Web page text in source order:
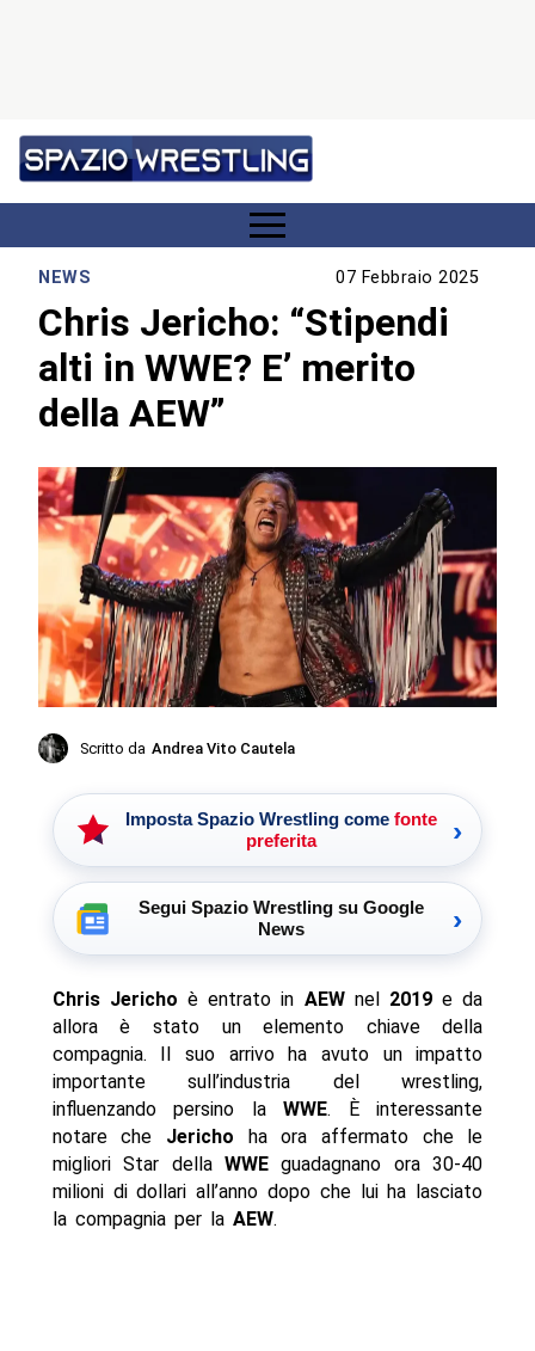
NEWS 07 Febbraio 2025
Chris Jericho: “Stipendi
alti in WWE? E’ merito
della AEW”
Scritto da Andrea Vito Cautela
Imposta Spazio Wrestling come fonte
preferita
›
Segui Spazio Wrestling su Google
News
›
Chris Jerichoè entrato in AEW nel 2019 e da
allora è stato un elemento chiave della
compagnia. Il suo arrivo ha avuto un impatto
importante sull’industria del wrestling,
influenzando persino laWWE. È interessante
notare che Jericho
ha ora affermato che le
migliori Star della WWEguadagnano ora 30-40
milioni di dollari all’anno dopo che lui ha lasciato
la compagnia per la AEW.